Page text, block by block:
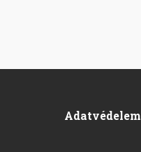
Adatvédelem